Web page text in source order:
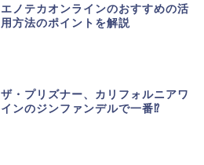
エノテカオンラインのおすすめの活
用方法のポイントを解説
ザ・プリズナー、カリフォルニアワ
インのジンファンデルで一番⁉